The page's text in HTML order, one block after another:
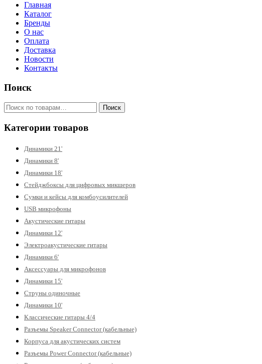
Главная
Каталог
Бренды
О нас
Оплата
Доставка
Новости
Контакты
Поиск
Искать: Поиск
Категории товаров
Динамики 21'
Динамики 8'
Динамики 18'
Стейджбоксы для цифровых микшеров
Сумки и кейсы для комбоусилителей
USB микрофоны
Акустические гитары
Динамики 12'
Электроакустические гитары
Динамики 6'
Аксессуары для микрофонов
Динамики 15'
Струны одиночные
Динамики 10'
Классические гитары 4/4
Разъемы Speaker Connector (кабельные)
Корпуса для акустических систем
Разъемы Power Connector (кабельные)